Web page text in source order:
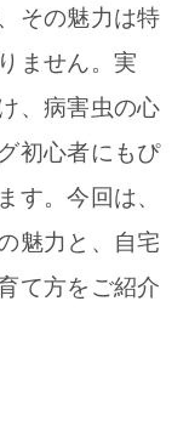
その魅力は特
ません。実
、病害虫の心
初心者にもぴ
す。今回は、
魅力と、自宅
て方をご紹介